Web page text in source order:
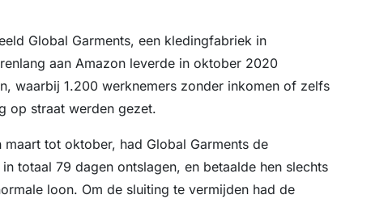
Global Garments, een kledingfabriek in
aan Amazon leverde in oktober 2020
waarbij 1.200 werknemers zonder inkomen of zelfs
op straat werden gezet.
maart tot oktober, had Global Garments de
totaal 79 dagen ontslagen, en betaalde hen slechts
loon. Om de ​​sluiting te vermijden had de